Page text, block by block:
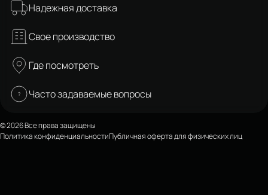
Надежная доставка
Свое производство
Где посмотреть
Часто задаваемые вопросы
© 2026 Все права защищены
Политика конфиденциальностиПубличная оферта для физических лиц